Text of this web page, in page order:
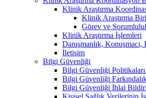
Klinik Araştırma
Klinik Araştırma
Görev ve
Klinik Araştırma İşlemleri
Danışmanlık,
İletişim
Bilgi Güvenliği
Bilgi Güvenliği Politikaları
Bilgi Güvenliği
Bilgi Güvenliği İhlal
Kişisel Sağlık Verilerinin